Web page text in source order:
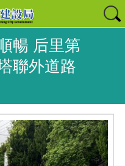
暢 后里第
聯外道路